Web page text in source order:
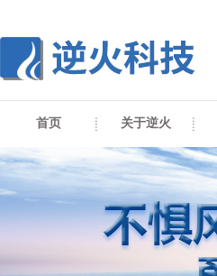
首页 关于逆火